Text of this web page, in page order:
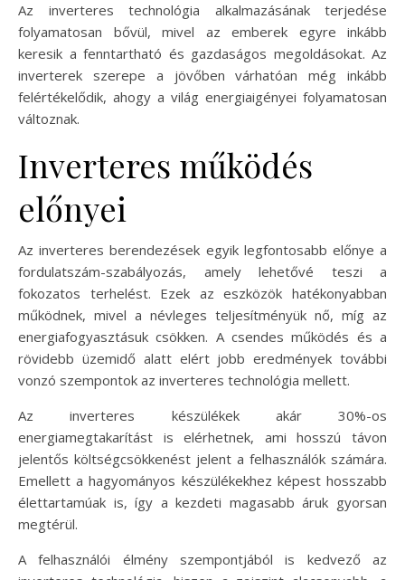
Az inverteres technológia alkalmazásának terjedése
folyamatosan bővül, mivel az emberek egyre inkább
keresik a fenntartható és gazdaságos megoldásokat. Az
inverterek szerepe a jövőben várhatóan még inkább
felértékelődik, ahogy a világ energiaigényei folyamatosan
változnak.
Inverteres működés
előnyei
Az inverteres berendezések egyik legfontosabb előnye a
fordulatszám-szabályozás, amely lehetővé teszi a
fokozatos terhelést. Ezek az eszközök hatékonyabban
működnek, mivel a névleges teljesítményük nő, míg az
energiafogyasztásuk csökken. A csendes működés és a
rövidebb üzemidő alatt elért jobb eredmények további
vonzó szempontok az inverteres technológia mellett.
Az inverteres készülékek akár 30%-os
energiamegtakarítást is elérhetnek, ami hosszú távon
jelentős költségcsökkenést jelent a felhasználók számára.
Emellett a hagyományos készülékekhez képest hosszabb
élettartamúak is, így a kezdeti magasabb áruk gyorsan
megtérül.
A felhasználói élmény szempontjából is kedvező az